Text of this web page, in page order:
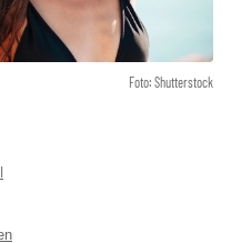
Foto: Shutterstock